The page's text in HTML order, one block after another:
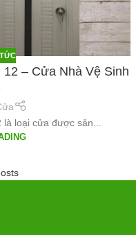
– Cửa Nhà Vệ Sinh
loại cửa được sản...